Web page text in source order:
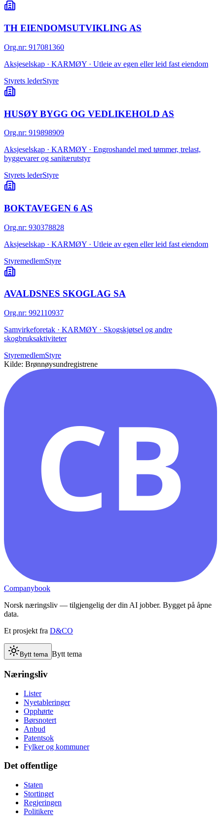
TH EIENDOMSUTVIKLING AS
Org.nr: 917081360
Aksjeselskap · KARMØY · Utleie av egen eller leid fast eiendom
Styrets lederStyre
HUSØY BYGG OG VEDLIKEHOLD AS
Org.nr: 919898909
Aksjeselskap · KARMØY · Engroshandel med tømmer, trelast,
byggevarer og sanitærutstyr
Styrets lederStyre
BOKTAVEGEN 6 AS
Org.nr: 930378828
Aksjeselskap · KARMØY · Utleie av egen eller leid fast eiendom
StyremedlemStyre
AVALDSNES SKOGLAG SA
Org.nr: 992110937
Samvirkeforetak · KARMØY · Skogskjøtsel og andre
skogbruksaktiviteter
StyremedlemStyre
Kilde: Brønnøysundregistrene
CB
Companybook
Norsk næringsliv — tilgjengelig der din AI jobber. Bygget på åpne
data.
Et prosjekt fra D&CO
Bytt tema Bytt tema
Næringsliv
Lister
Nyetableringer
Opphørte
Børsnotert
Anbud
Patentsok
Fylker og kommuner
Det offentlige
Staten
Stortinget
Regjeringen
Politikere